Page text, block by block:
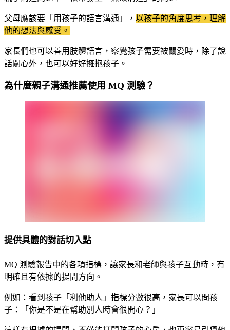
父母應該要「用孩子的語言溝通」， 以孩子的角度思考，理解
他的想法與感受。
家長們也可以善用肢體語言，察覺孩子需要被關愛時，除了說
話關心外，也可以好好擁抱孩子。
為什麼親子溝通推薦使用 MQ 測驗？
提供具體的對話切入點
MQ 測驗報告中的各項指標，讓家長和老師與孩子互動時，有
明確且有依據的提問方向。
例如：看到孩子「利他助人」指標分數很高，家長可以問孩
子：「你是不是在幫助別人時會很開心？」